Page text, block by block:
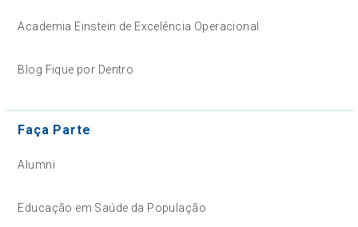
Academia Einstein de Excelência Operacional
Blog Fique por Dentro
Faça Parte
Alumni
Educação em Saúde da População